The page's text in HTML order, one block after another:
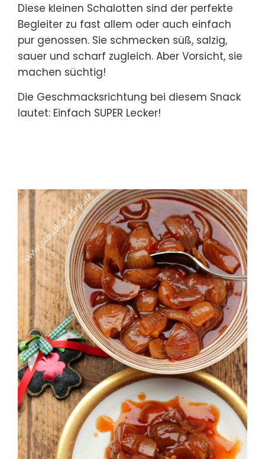
Diese kleinen Schalotten sind der perfekte
Begleiter zu fast allem oder auch einfach
pur genossen. Sie schmecken süß, salzig,
sauer und scharf zugleich. Aber Vorsicht, sie
machen süchtig!
Die Geschmacksrichtung bei diesem Snack
lautet: Einfach SUPER Lecker!